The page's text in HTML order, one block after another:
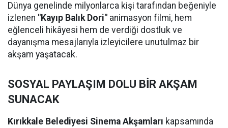
Dünya genelinde milyonlarca kişi tarafından beğeniyle
izlenen "Kayıp Balık Dori" animasyon filmi, hem
eğlenceli hikâyesi hem de verdiği dostluk ve
dayanışma mesajlarıyla izleyicilere unutulmaz bir
akşam yaşatacak.
SOSYAL PAYLAŞIM DOLU BİR AKŞAM
SUNACAK
Kırıkkale Belediyesi Sinema Akşamları kapsamında